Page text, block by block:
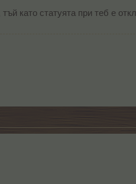
като статуята при теб е